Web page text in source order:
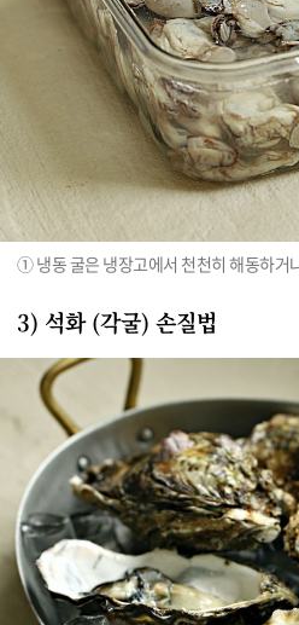
① 냉동 굴은 냉장고에서 천천히 해동하거
3) 석화 (각굴) 손질법